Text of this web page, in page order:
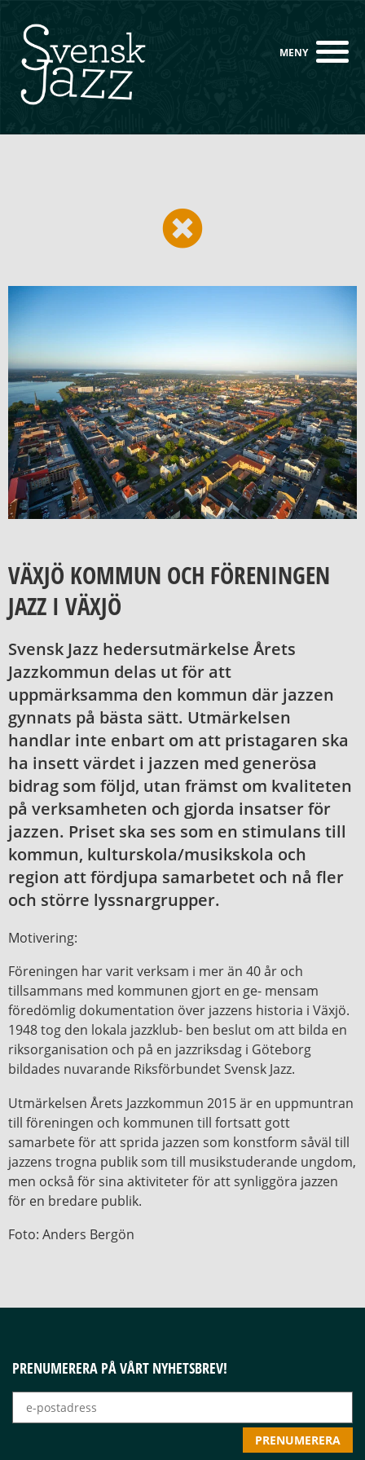
VÄXJÖ KOMMUN OCH FÖRENINGEN
JAZZ I VÄXJÖ
Svensk Jazz hedersutmärkelse Årets
Jazzkommun delas ut för att
uppmärksamma den kommun där jazzen
gynnats på bästa sätt. Utmärkelsen
handlar inte enbart om att pristagaren ska
ha insett värdet i jazzen med generösa
bidrag som följd, utan främst om kvaliteten
på verksamheten och gjorda insatser för
jazzen. Priset ska ses som en stimulans till
kommun, kulturskola/musikskola och
region att fördjupa samarbetet och nå fler
och större lyssnargrupper.
Motivering:
Föreningen har varit verksam i mer än 40 år och
tillsammans med kommunen gjort en ge- mensam
föredömlig dokumentation över jazzens historia i Växjö.
1948 tog den lokala jazzklub- ben beslut om att bilda en
riksorganisation och på en jazzriksdag i Göteborg
bildades nuvarande Riksförbundet Svensk Jazz.
Utmärkelsen Årets Jazzkommun 2015 är en uppmuntran
till föreningen och kommunen till fortsatt gott
samarbete för att sprida jazzen som konstform såväl till
jazzens trogna publik som till musikstuderande ungdom,
men också för sina aktiviteter för att synliggöra jazzen
för en bredare publik.
Foto: Anders Bergön
PRENUMERERA PÅ VÅRT NYHETSBREV!